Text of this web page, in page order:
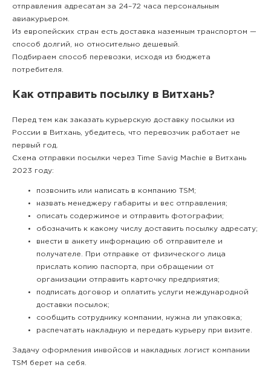
отправления адресатам за 24–72 часа персональным
авиакурьером.
Из европейских стран есть доставка наземным транспортом —
способ долгий, но относительно дешевый.
Подбираем способ перевозки, исходя из бюджета
потребителя.
Как отправить посылку в Витхань?
Перед тем как заказать курьерскую доставку посылки из
России в Витхань, убедитесь, что перевозчик работает не
первый год.
Схема отправки посылки через Time Savig Machie в Витхань
2023 году:
позвонить или написать в компанию TSM;
назвать менеджеру габариты и вес отправления;
описать содержимое и отправить фотографии;
обозначить к какому числу доставить посылку адресату;
внести в анкету информацию об отправителе и
получателе. При отправке от физического лица
прислать копию паспорта, при обращении от
организации отправить карточку предприятия;
подписать договор и оплатить услуги международной
доставки посылок;
сообщить сотруднику компании, нужна ли упаковка;
распечатать накладную и передать курьеру при визите.
Задачу оформления инвойсов и накладных логист компании
TSM берет на себя.